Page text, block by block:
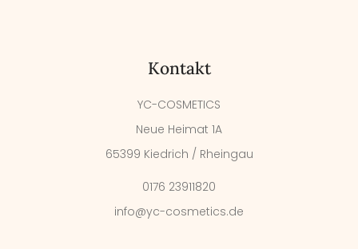
Kontakt
YC-COSMETICS
Neue Heimat 1A
65399 Kiedrich / Rheingau
0176 23911820
info@yc-cosmetics.de